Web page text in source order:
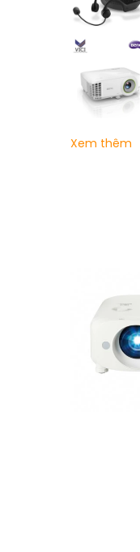
Xem thêm